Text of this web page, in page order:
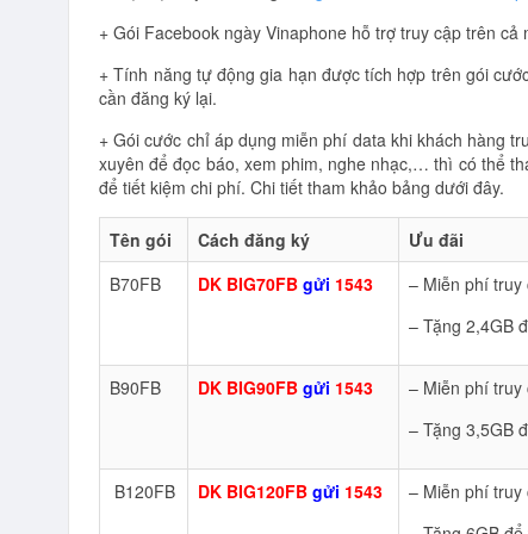
+ Gói Facebook ngày Vinaphone hỗ trợ truy cập trên cả
+ Tính năng tự động gia hạn được tích hợp trên gói
cần đăng ký lại.
+ Gói cước chỉ áp dụng miễn phí data khi khách hàng
xuyên để đọc báo, xem phim, nghe nhạc,… thì có thể
để tiết kiệm chi phí. Chi tiết tham khảo bảng dưới đây.
Tên gói Cách đăng ký Ưu đãi
B70FB
DK BIG70FBgửi 1543
– Miễn phí truy
– Tặng 2,4GB
B90FB DK BIG90FBgửi 1543
– Miễn phí truy
– Tặng 3,5GB
B120FB DK BIG120FB gửi 1543
– Miễn phí truy